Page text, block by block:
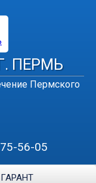
ПЕРМЬ
Пермского
56-05
ГАРАНТ